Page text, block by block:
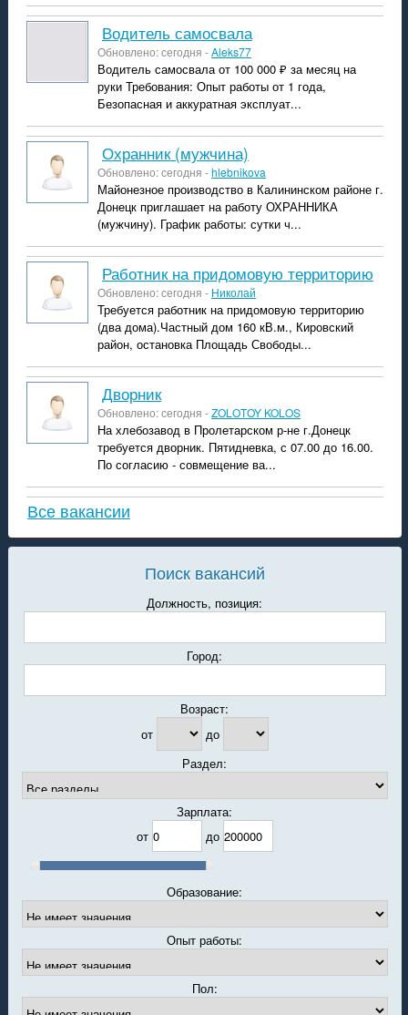
Водитель самосвала
Обновлено: сегодня -Aleks77
Водитель самосвала от 100 000 ₽ за месяц на
руки Требования: Опыт работы от 1 года,
Безопасная и аккуратная эксплуат...
Охранник (мужчина)
Обновлено: сегодня -hlebnikova
Майонезное производство в Калининском районе г.
Донецк приглашает на работу ОХРАННИКА
(мужчину). График работы: сутки ч...
Работник на придомовую территорию
Обновлено: сегодня - Николай
Требуется работник на придомовую территорию
(два дома).Частный дом 160 кВ.м., Кировский
район, остановка Площадь Свободы...
дворник
Обновлено: сегодня -ZOLOTOY KOLOS
На хлебозавод в Пролетарском р-не г.Донецк
требуется дворник. Пятидневка, с 07.00 до 16.00.
По согласию - совмещение ва...
Все вакансии
Поиск вакансий
Должность, позиция:
Город:
Возраст:
от
до
Раздел:
Зарплата:
от
до
Образование:
Опыт работы:
Пол: